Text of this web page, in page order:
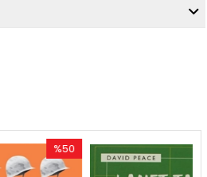
%50
İndirim
%50